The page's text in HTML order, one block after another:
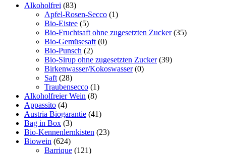
Alkoholfrei (83)
Apfel-Rosen-Secco (1)
Bio-Eistee (5)
Bio-Fruchtsaft ohne zugesetzten Zucker (35)
Bio-Gemüsesaft (0)
Bio-Punsch (2)
Bio-Sirup ohne zugesetzten Zucker (39)
Birkenwasser/Kokoswasser (0)
Saft (28)
Traubensecco (1)
Alkoholfreier Wein (8)
Appassito (4)
Austria Biogarantie (41)
Bag in Box (3)
Bio-Kennenlernkisten (23)
Biowein (624)
Barrique (121)